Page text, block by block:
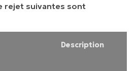
rejet suivantes sont
Description